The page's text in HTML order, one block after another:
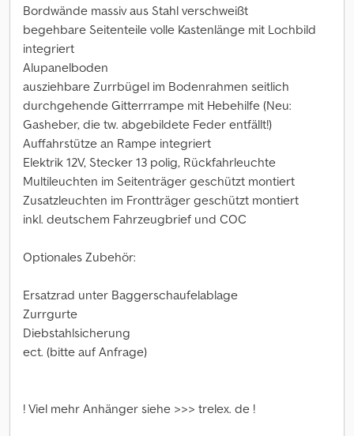
Bordwände massiv aus Stahl verschweißt
begehbare Seitenteile volle Kastenlänge mit Lochbild
integriert
Alupanelboden
ausziehbare Zurrbügel im Bodenrahmen seitlich
durchgehende Gitterrrampe mit Hebehilfe (Neu:
Gasheber, die tw. abgebildete Feder entfällt!)
Auffahrstütze an Rampe integriert
Elektrik 12V, Stecker 13 polig, Rückfahrleuchte
Multileuchten im Seitenträger geschützt montiert
Zusatzleuchten im Frontträger geschützt montiert
inkl. deutschem Fahrzeugbrief und COC
Optionales Zubehör:
Ersatzrad unter Baggerschaufelablage
Zurrgurte
Diebstahlsicherung
ect. (bitte auf Anfrage)
! Viel mehr Anhänger siehe >>> trelex. de !